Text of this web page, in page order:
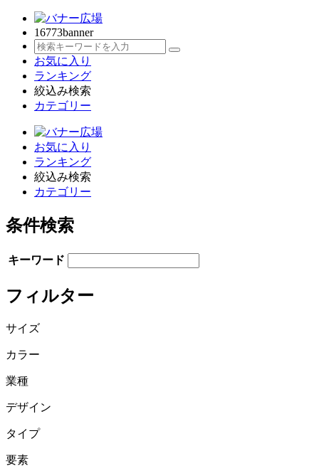
16773banner
お気に入り
ランキング
絞込み検索
カテゴリー
お気に入り
ランキング
絞込み検索
カテゴリー
条件検索
キーワード
フィルター
サイズ
カラー
業種
デザイン
タイプ
要素